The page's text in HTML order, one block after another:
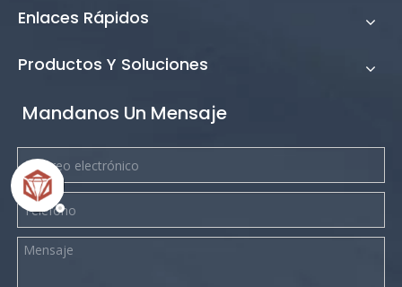
Enlaces Rápidos
Productos Y Soluciones
Mandanos Un Mensaje